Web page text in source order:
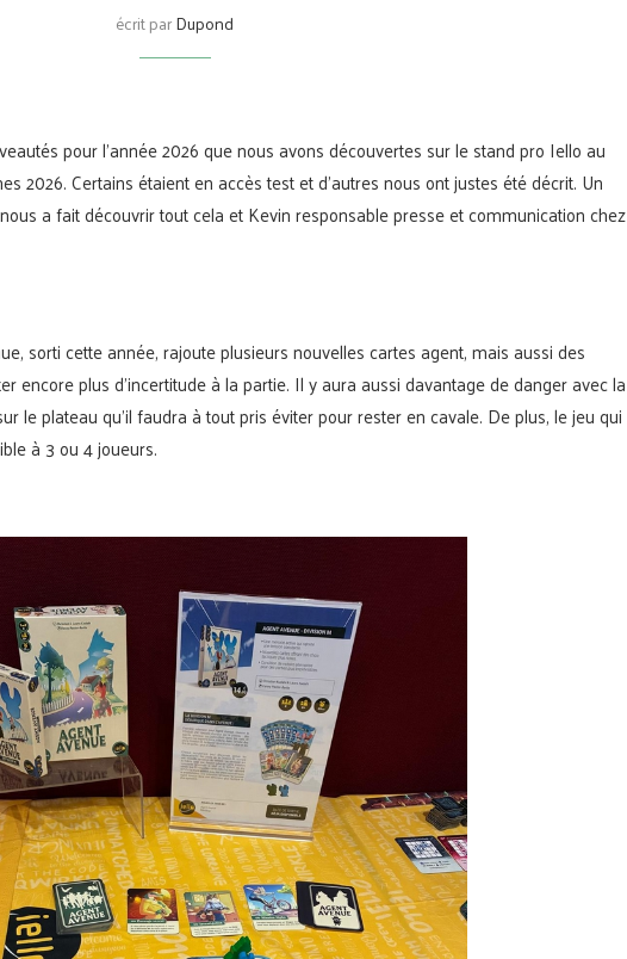
écrit parDupond
pour l’année 2026 que nous avons découvertes sur le stand pro Iello au
2026. Certains étaient en accès test et d’autres nous ont justes été décrit. Un
a fait découvrir tout cela et Kevin responsable presse et communication chez
sorti cette année, rajoute plusieurs nouvelles cartes agent, mais aussi des
encore plus d’incertitude à la partie. Il y aura aussi davantage de danger avec la
le plateau qu’il faudra à tout pris éviter pour rester en cavale. De plus, le jeu qui
à 3 ou 4 joueurs.